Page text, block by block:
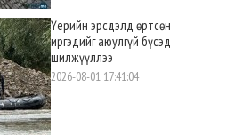
Үерийн эрсдэлд өртсөн
иргэдийг аюулгүй бүсэд
шилжүүллээ
2026-08-01 17:41:04